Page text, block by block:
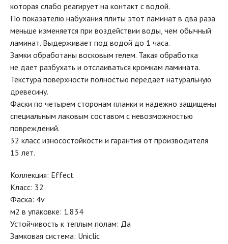
которая слабо реагирует на контакт с водой.
По показателю набухания плиты этот ламинат в два раза
меньше изменяется при воздействии воды, чем обычный
ламинат. Выдерживает под водой до 1 часа.
Замки обработаны восковым гелем. Такая обработка
не дает разбухать и отслаиваться кромкам ламината.
Текстура поверхности полностью передает натуральную
древесину.
Фаски по четырем сторонам планки и надежно защищены
специальным лаковым составом с невозможностью
повреждений.
32 класс износостойкости и гарантия от производителя
15 лет.
Коллекция: Effect
Класс: 32
Фаска: 4v
м2 в упаковке: 1.834
Устойчивость к теплым полам: Да
Замковая система: Uniclic